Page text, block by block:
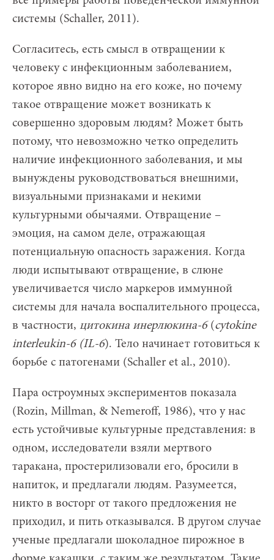
системы (Schaller, 2011).
Согласитесь, есть смысл в отвращении к
человеку с инфекционным заболеванием,
которое явно видно на его коже, но почему
такое отвращение может возникать к
совершенно здоровым людям? Может быть
потому, что невозможно четко определить
наличие инфекционного заболевания, и мы
вынуждены руководствоваться внешними,
визуальными признаками и некими
культурными обычаями. Отвращение –
эмоция, на самом деле, отражающая
потенциальную опасность заражения. Когда
люди испытывают отвращение, в слюне
увеличивается число маркеров иммунной
системы для начала воспалительного процесса,
в частности, цитокина инерлюкина-6(cytokine
interleukin-6 (IL-6). Тело начинает готовиться к
борьбе с патогенами (Schaller et al., 2010).
Пара остроумных экспериментов показала
(Rozin, Millman, & Nemeroff, 1986), что у нас
есть устойчивые культурные представления: в
одном, исследователи взяли мертвого
таракана, простерилизовали его, бросили в
напиток, и предлагали людям. Разумеется,
никто в восторг от такого предложения не
приходил, и пить отказывался. В другом случае
ученые предлагали шоколадное пирожное в